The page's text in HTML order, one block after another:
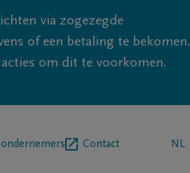
via zogezegde
of een betaling te bekomen.
om dit te voorkomen.
Contact NL